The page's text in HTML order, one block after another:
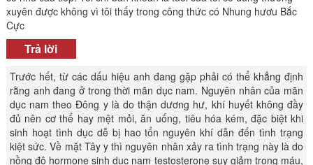
xuyên được không vì tôi thấy trong công thức có Nhung hươu Bắc
Cực
Trả lời
Trước hết, từ các dấu hiệu anh đang gặp phải có thể khẳng định
rằng anh đang ở trong thời mãn dục nam. Nguyên nhân của mãn
dục nam theo Đông y là do thận dương hư, khí huyết không đầy
đủ nên cơ thể hay mệt mỏi, ăn uống, tiêu hóa kém, đặc biệt khi
sinh hoạt tình dục dễ bị hao tổn nguyên khí dẫn đến tình trạng
kiệt sức. Về mặt Tây y thì nguyên nhân xảy ra tình trạng này là do
nồng độ hormone sinh dục nam testosterone suy giảm trong máu,